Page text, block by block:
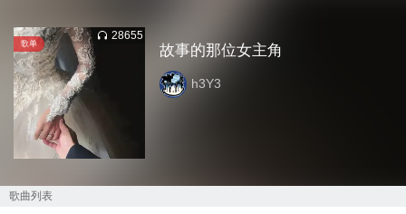
歌单
28655
故事的那位女主角
h3Y3
歌曲列表